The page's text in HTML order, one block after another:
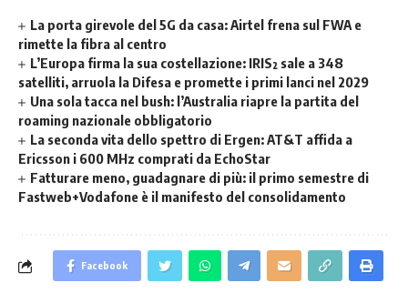
La porta girevole del 5G da casa: Airtel frena sul FWA e
rimette la fibra al centro
L’Europa firma la sua costellazione: IRIS² sale a 348
satelliti, arruola la Difesa e promette i primi lanci nel 2029
Una sola tacca nel bush: l’Australia riapre la partita del
roaming nazionale obbligatorio
La seconda vita dello spettro di Ergen: AT&T affida a
Ericsson i 600 MHz comprati da EchoStar
Fatturare meno, guadagnare di più: il primo semestre di
Fastweb+Vodafone è il manifesto del consolidamento
Facebook